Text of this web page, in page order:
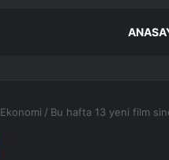
Ekonomi / Bu hafta 13 yeni film